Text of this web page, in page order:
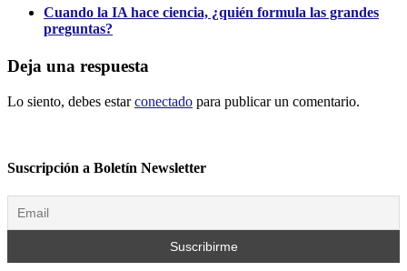
Cuando la IA hace ciencia, ¿quién formula las grandes
preguntas?
Deja una respuesta
Lo siento, debes estarconectado para publicar un comentario.
Suscripción a Boletín Newsletter